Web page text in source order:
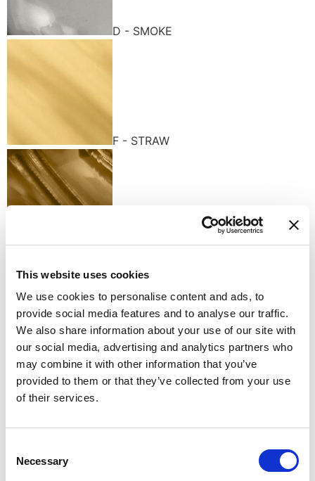
This website uses cookies
We use cookies to personalise content and ads, to
provide social media features and to analyse our traffic.
We also share information about your use of our site with
our social media, advertising and analytics partners who
may combine it with other information that you’ve
provided to them or that they’ve collected from your use
of their services.
Selection
Necessary
D - SMOKE
F - STRAW
F3 - MOKA
K - GOLD